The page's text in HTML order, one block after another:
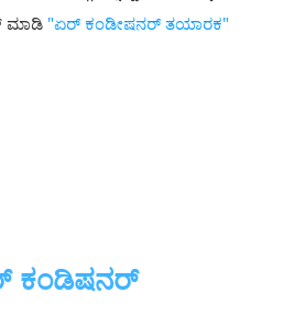
ಮಾಡಿ "ಏರ್ ಕಂಡೀಷನರ್ ತಯಾರಕ"
ಕಂಡಿಷನರ್